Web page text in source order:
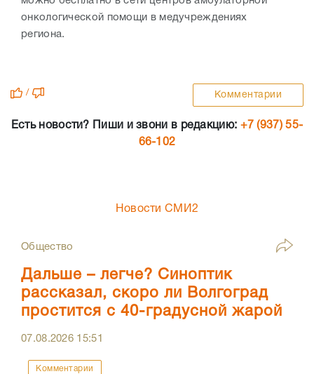
онкологической помощи в медучреждениях
региона.
/ Комментарии
Есть новости? Пиши и звони в редакцию: +7 (937) 55-
66-102
Новости СМИ2
Общество
Дальше – легче? Синоптик
рассказал, скоро ли Волгоград
простится с 40-градусной жарой
07.08.2026 15:51
Комментарии